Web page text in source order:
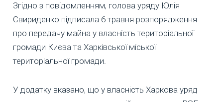
Згідно з повідомленням, голова уряду Юлія
Свириденко підписала 6 травня розпорядження
про передачу майна у власність територіальної
громади Києва та Харківської міської
територіальної громади.
У додатку вказано, що у власність Харкова уряд